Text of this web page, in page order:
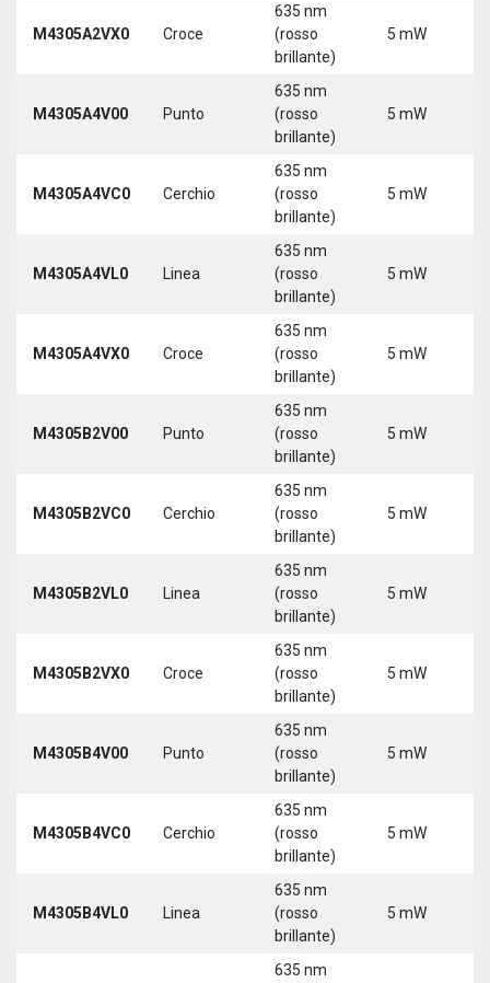
M4305A2VX0 Croce
635 nm
(rosso
brillante)
5 mW
M4305A4V00 Punto
635 nm
(rosso
brillante)
5 mW
M4305A4VC0 Cerchio
635 nm
(rosso
brillante)
5 mW
M4305A4VL0 Linea
635 nm
(rosso
brillante)
5 mW
M4305A4VX0 Croce
635 nm
(rosso
brillante)
5 mW
M4305B2V00 Punto
635 nm
(rosso
brillante)
5 mW
M4305B2VC0 Cerchio
635 nm
(rosso
brillante)
5 mW
M4305B2VL0 Linea
635 nm
(rosso
brillante)
5 mW
M4305B2VX0 Croce
635 nm
(rosso
brillante)
5 mW
M4305B4V00 Punto
635 nm
(rosso
brillante)
5 mW
M4305B4VC0 Cerchio
635 nm
(rosso
brillante)
5 mW
M4305B4VL0 Linea
635 nm
(rosso
brillante)
5 mW
635 nm